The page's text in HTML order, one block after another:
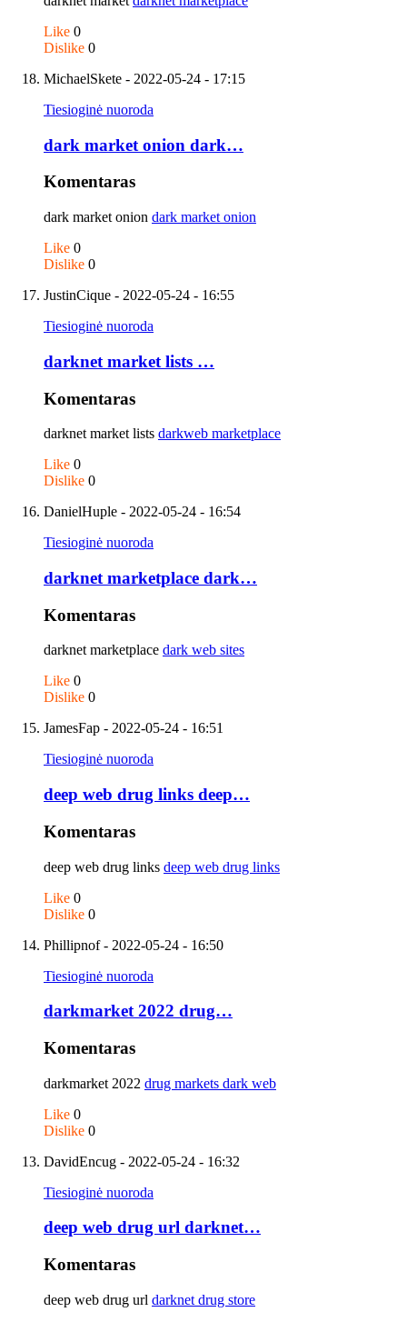
Like 0
Dislike 0
MichaelSkete - 2022-05-24 - 17:15
Tiesioginė nuoroda
dark market onion dark…
Komentaras
dark market onion dark market onion
Like 0
Dislike 0
JustinCique - 2022-05-24 - 16:55
Tiesioginė nuoroda
darknet market lists …
Komentaras
darknet market lists darkweb marketplace
Like 0
Dislike 0
DanielHuple - 2022-05-24 - 16:54
Tiesioginė nuoroda
darknet marketplace dark…
Komentaras
darknet marketplace dark web sites
Like 0
Dislike 0
JamesFap - 2022-05-24 - 16:51
Tiesioginė nuoroda
deep web drug links deep…
Komentaras
deep web drug links deep web drug links
Like 0
Dislike 0
Phillipnof- 2022-05-24 - 16:50
Tiesioginė nuoroda
darkmarket 2022 drug…
Komentaras
darkmarket 2022 drug markets dark web
Like 0
Dislike 0
DavidEncug - 2022-05-24 - 16:32
Tiesioginė nuoroda
deep web drug url darknet…
Komentaras
deep web drug url darknet drug store